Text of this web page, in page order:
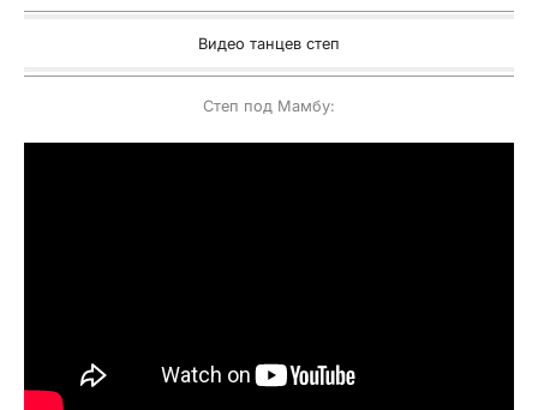
Видео танцев степ
Степ под Мамбу: